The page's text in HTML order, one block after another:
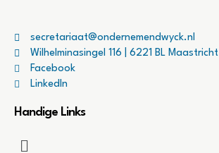
secretariaat@ondernemendwyck.nl
Wilhelminasingel 116 | 6221 BL Maastricht
Facebook
LinkedIn
Handige Links